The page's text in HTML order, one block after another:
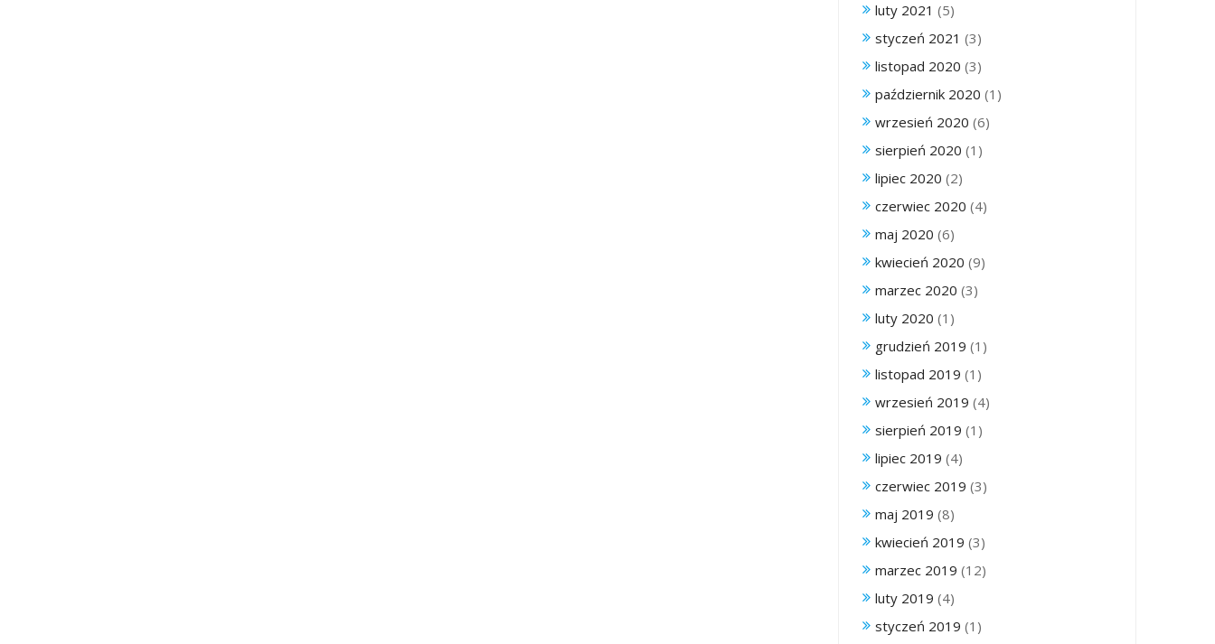
luty 2021 (5)
styczeń 2021 (3)
listopad 2020 (3)
październik 2020 (1)
wrzesień 2020 (6)
sierpień 2020 (1)
lipiec 2020 (2)
czerwiec 2020 (4)
maj 2020 (6)
kwiecień 2020 (9)
marzec 2020 (3)
luty 2020 (1)
grudzień 2019 (1)
listopad 2019 (1)
wrzesień 2019 (4)
sierpień 2019 (1)
lipiec 2019 (4)
czerwiec 2019 (3)
maj 2019 (8)
kwiecień 2019 (3)
marzec 2019 (12)
luty 2019 (4)
styczeń 2019 (1)